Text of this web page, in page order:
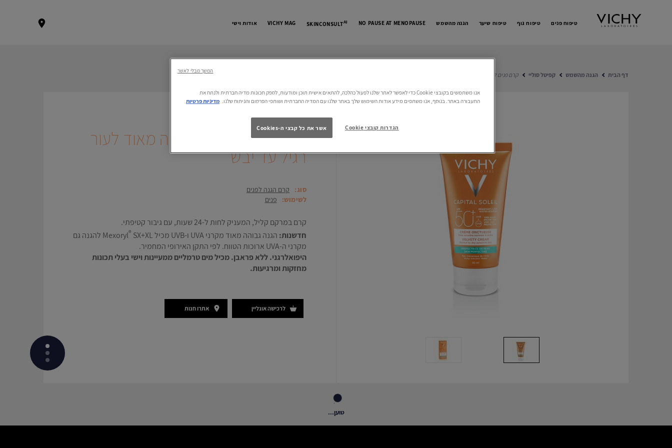
טיפוח פנים טיפוח גוף טיפוח שיער הגנה מהשמש NO PAUSE AT MENOPAUSE
SKINCONSULTAI
VICHY MAG אודות וישי
דף הבית הגנה מהשמש קפיטל סוליי קרם פנים להגנה גבוהה מאוד לעור רגיל עד יבש
קפיטל סוליי
קרם פנים להגנה גבוהה מאוד לעור
רגיל עד יבש
סוג:
קרם הגנה לפנים
לשימוש:
פנים
קרם במרקם קליל, המעניק לחות ל-24 שעות, עם גיבור קטיפתי.
חדשנות: הגנה גבוהה מאוד מקרני UVA ו-UVB מכיל Mexoryl ®
SX+XL להגנה גם
מקרני ה-UVA ארוכות הטווח. לפי התקן האירופי המחמיר.
היפואלרגני. ללא פראבן. מכיל מים טרמליים ממעיינות וישי בעלי תכונות
מחזקות ומרגיעות.
לרכישה אונליין אתרו חנות
טוען...
אנו משתמשים בקובצי Cookie כדי לאפשר לאתר שלנו לפעול כהלכה, להתאים אישית תוכן ומודעות, לספק תכונות מדיה חברתית ולנתח את
התעבורה באתר. בנוסף, אנו משתפים מידע אודות השימוש שלך באתר שלנו עם המדיה החברתית ושותפי הפרסום והניתוח שלנו. מדיניות פרטיות
הגדרות קובצי Cookie אשר את כל קבצי ה-Cookies
המשך מבלי לאשר